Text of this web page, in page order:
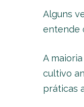
Alguns
entende
A
cultivo
práticas